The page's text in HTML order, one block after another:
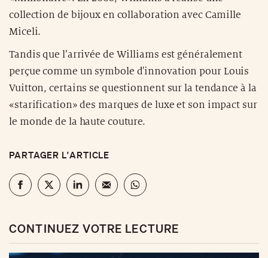
collection de bijoux en collaboration avec Camille
Miceli.
Tandis que l’arrivée de Williams est généralement
perçue comme un symbole d'innovation pour Louis
Vuitton, certains se questionnent sur la tendance à la
«starification» des marques de luxe et son impact sur
le monde de la haute couture.
PARTAGER L'ARTICLE
CONTINUEZ VOTRE LECTURE